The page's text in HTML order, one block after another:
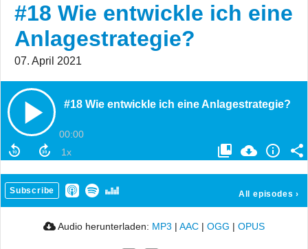
#18 Wie entwickle ich eine
Anlagestrategie?
07. April 2021
#18 Wie entwickle ich eine Anlagestrategie?
00:00
Subscribe All episodes ›
Audio herunterladen: MP3 | AAC | OGG | OPUS